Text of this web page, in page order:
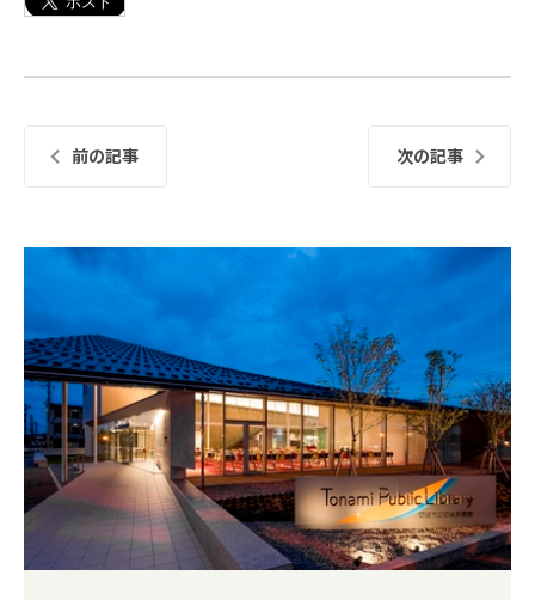
前の記事 次の記事